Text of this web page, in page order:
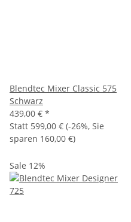
Blendtec Mixer Classic 575
Schwarz
439,00 € *
Statt 599,00 € (-26%, Sie
sparen 160,00 €)
Sale 12%